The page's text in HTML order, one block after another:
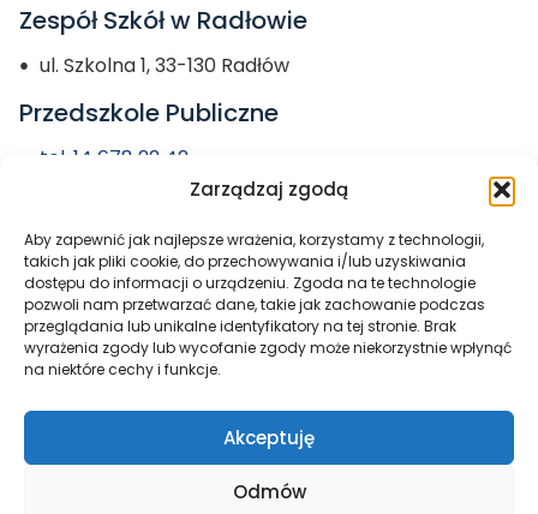
Zarządzaj zgodą
Aby zapewnić jak najlepsze wrażenia, korzystamy z technologii,
takich jak pliki cookie, do przechowywania i/lub uzyskiwania
dostępu do informacji o urządzeniu. Zgoda na te technologie
pozwoli nam przetwarzać dane, takie jak zachowanie podczas
przeglądania lub unikalne identyfikatory na tej stronie. Brak
wyrażenia zgody lub wycofanie zgody może niekorzystnie wpłynąć
na niektóre cechy i funkcje.
Akceptuję
Odmów
Zespół Szkół w Radłowie
ul. Szkolna 1, 33-130 Radłów
Przedszkole Publiczne
tel. 14 678 22 42
przedszkole@zs-radlow.pl
Miasto i Gmina
Radłów